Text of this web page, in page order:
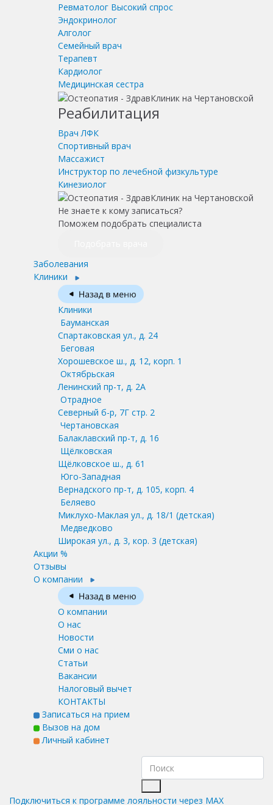
Ревматолог Высокий спрос
Эндокринолог
Алголог
Семейный врач
Терапевт
Кардиолог
Медицинская сестра
Реабилитация
Врач ЛФК
Спортивный врач
Массажист
Инструктор по лечебной физкультуре
Кинезиолог
Не знаете к кому записаться?
Поможем подобрать специалиста
Заболевания
Клиники
Клиники
Бауманская
Спартаковская ул., д. 24
Беговая
Хорошевское ш., д. 12, корп. 1
Октябрьская
Ленинский пр-т, д. 2А
Отрадное
Северный б-р, 7Г стр. 2
Чертановская
Балаклавский пр-т, д. 16
Щёлковская
Щёлковское ш., д. 61
Юго-Западная
Вернадского пр-т, д. 105, корп. 4
Беляево
Миклухо-Маклая ул., д. 18/1 (детская)
Медведково
Широкая ул., д. 3, кор. 3 (детская)
Акции %
Отзывы
О компании
О компании
О нас
Новости
Сми о нас
Статьи
Вакансии
Налоговый вычет
КОНТАКТЫ
Записаться на прием
Вызов на дом
Личный кабинет
Подключиться к программе лояльности через MAX